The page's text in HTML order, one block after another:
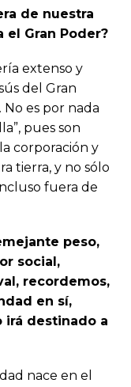
de nuestra
el Gran Poder?
extenso y
del Gran
es por nada
pues son
corporación y
tierra, y no sólo
fuera de
peso,
social,
recordemos,
en sí,
irá destinado a
nace en el